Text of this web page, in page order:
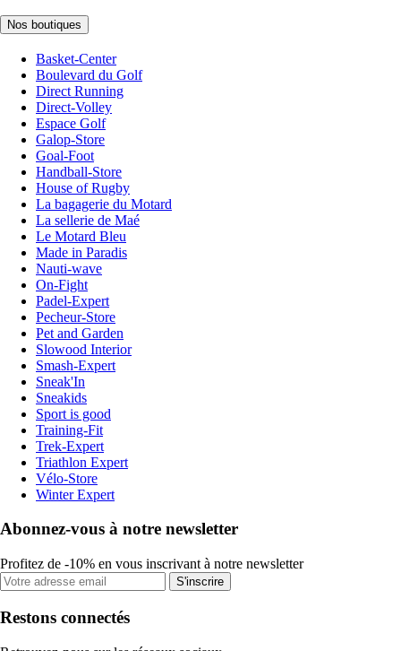
Nos boutiques
Basket-Center
Boulevard du Golf
Direct Running
Direct-Volley
Espace Golf
Galop-Store
Goal-Foot
Handball-Store
House of Rugby
La bagagerie du Motard
La sellerie de Maé
Le Motard Bleu
Made in Paradis
Nauti-wave
On-Fight
Padel-Expert
Pecheur-Store
Pet and Garden
Slowood Interior
Smash-Expert
Sneak'In
Sneakids
Sport is good
Training-Fit
Trek-Expert
Triathlon Expert
Vélo-Store
Winter Expert
Abonnez-vous à notre newsletter
Profitez de -10% en vous inscrivant à notre newsletter
S'inscrire
Restons connectés